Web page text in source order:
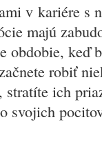
v kariére s
majú
obdobie, keď
robiť
ich
svojich